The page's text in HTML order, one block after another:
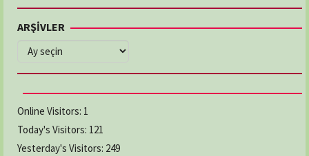
ARŞİVLER
ARŞİVLER
Online Visitors: 1
Today's Visitors: 121
Yesterday's Visitors: 249